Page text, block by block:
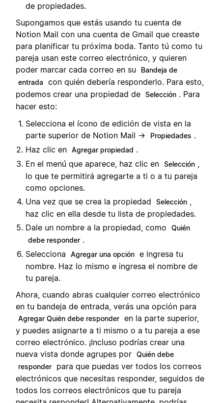
de propiedades.
Supongamos que estás usando tu cuenta de
Notion Mail con una cuenta de Gmail que creaste
para planificar tu próxima boda. Tanto tú como tu
pareja usan este correo electrónico, y quieren
poder marcar cada correo en su
Bandeja de
entrada
con quién debería responderlo. Para esto,
podemos crear una propiedad de Selección . Para
hacer esto:
Selecciona el ícono de edición de vista en la
parte superior de Notion Mail →
Propiedades .
Haz clic en Agregar propiedad .
En el menú que aparece, haz clic en Selección
lo que te permitirá agregarte a ti o a tu pareja
como opciones.
Una vez que se crea la propiedad
Selección
haz clic en ella desde tu lista de propiedades.
Dale un nombre a la propiedad, como
Quién
debe responder .
Selecciona
Agregar una opción e ingresa tu
nombre. Haz lo mismo e ingresa el nombre de
tu pareja.
Ahora, cuando abras cualquier correo electrónico
en tu bandeja de entrada, verás una opción para
Agregar Quién debe responder en la parte superior,
y puedes asignarte a ti mismo o a tu pareja a ese
correo electrónico. ¡Incluso podrías crear una
nueva vista donde agrupes por Quién debe
responder
para que puedas ver todos los correos
electrónicos que necesitas responder, seguidos de
todos los correos electrónicos que tu pareja